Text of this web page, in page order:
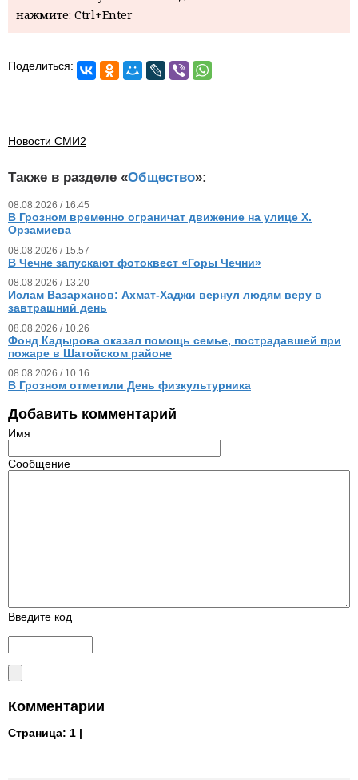
нажмите: Ctrl+Enter
Поделиться:
Новости СМИ2
Также в разделе «Общество»:
08.08.2026 / 16.45
В Грозном временно ограничат движение на улице Х.
Орзамиева
08.08.2026 / 15.57
В Чечне запускают фотоквест «Горы Чечни»
08.08.2026 / 13.20
Ислам Вазарханов: Ахмат-Хаджи вернул людям веру в
завтрашний день
08.08.2026 / 10.26
Фонд Кадырова оказал помощь семье, пострадавшей при
пожаре в Шатойском районе
08.08.2026 / 10.16
В Грозном отметили День физкультурника
Добавить комментарий
Имя
Сообщение
Введите код
Комментарии
Страница: 1 |